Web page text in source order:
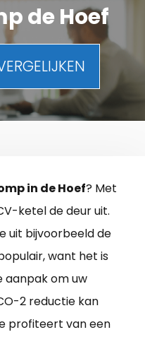
de Hoef
in de Hoef? Met
ketel de deur uit.
uit bijvoorbeeld de
want het is
aanpak om uw
2 reductie kan
profiteert van een